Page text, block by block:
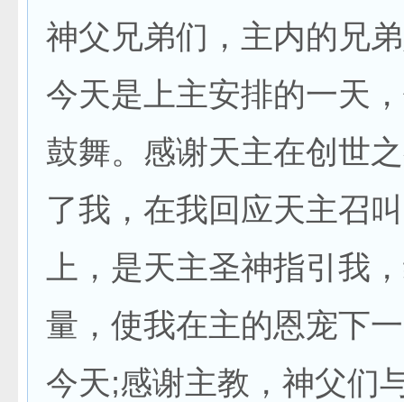
神父兄弟们，主内的兄
今天是上主安排的一天
鼓舞。感谢天主在创世
了我，在我回应天主召
上，是天主圣神指引我
量，使我在主的恩宠下
今天;感谢主教，神父们